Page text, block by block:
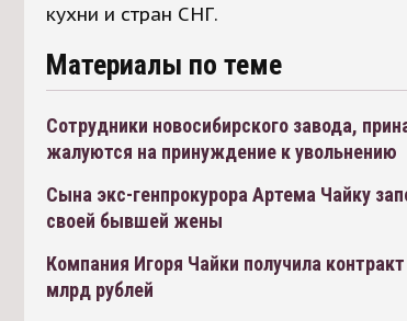
кухни и стран СНГ.
Материалы по теме
Сотрудники новосибирского завода,
жалуются на принуждение к увольнению
Сына экс-генпрокурора Артема Чайку
своей бывшей жены
Компания Игоря Чайки получила
млрд рублей